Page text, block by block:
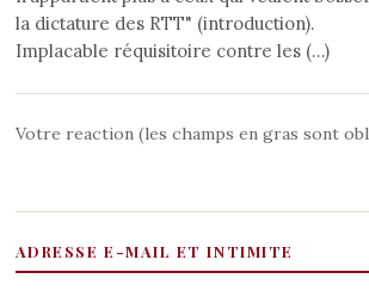
la dictature des RTT" (introduction).
Implacable réquisitoire contre les (…)
Votre reaction (les champs en gras sont
ADRESSE E-MAIL ET INTIMITE